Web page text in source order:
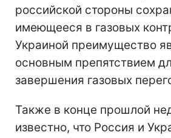
российской стороны
имеющееся в газовых
Украиной преимущество
основным препятствием
завершения газовых
Также в конце прошлой
известно, что Россия и